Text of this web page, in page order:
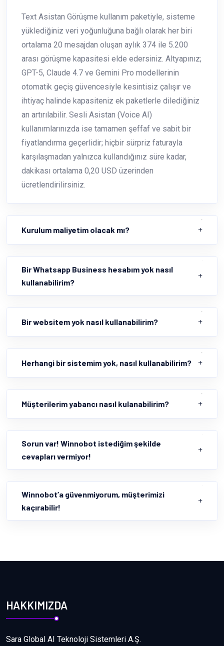
Text Asistan Görüşme kullanım paketiyle, sisteme
yüklediğiniz veri yoğunluğuna bağlı olarak her biri
ortalama 20 mesajdan oluşan aylık 374 ile 5.200
arası görüşme kapasitesi elde edersiniz. Altyapınız;
GPT-5, Claude 4.7 ve Gemini Pro modellerinin
otomatik geçiş güvencesiyle kesintisiz çalışır ve
ihtiyaç halinde kapasiteniz ek paketlerle dilediğiniz
an artırılabilir. Sesli Asistan (Voice AI)
kullanımlarınızda ise tamamen şeffaf ve sabit bir
fiyatlandırma geçerlidir; hiçbir sürpriz faturayla
karşılaşmadan yalnızca kullandığınız süre kadar,
dakikası ortalama 0,20 USD üzerinden
ücretlendirilirsiniz.
Kurulum maliyetim olacak mı?
Bir Whatsapp Business hesabım yok nasıl
kullanabilirim?
Bir websitem yok nasıl kullanabilirim?
Herhangi bir sistemim yok, nasıl kullanabilirim?
Müşterilerim yabancı nasıl kulanabilirim?
Sorun var! Winnobot istediğim şekilde
cevapları vermiyor!
Winnobot’a güvenmiyorum, müşterimizi
kaçırabilir!
HAKKIMIZDA
Sara Global AI Teknoloji Sistemleri A.Ş.